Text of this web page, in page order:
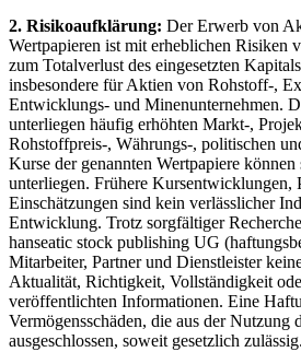
2. Risikoaufklärung: Der Erwerb von
Wertpapieren ist mit erheblichen Risiken
zum Totalverlust des eingesetzten
insbesondere für Aktien von Rohstoff-,
Entwicklungs- und Minenunternehmen.
unterliegen häufig erhöhten Markt-,
Rohstoffpreis-, Währungs-, politischen
Kurse der genannten Wertpapiere
unterliegen. Frühere Kursentwicklungen,
Einschätzungen sind kein verlässlicher
Entwicklung. Trotz sorgfältiger
hanseatic stock publishing UG
Mitarbeiter, Partner und Dienstleister
Aktualität, Richtigkeit, Vollständigkeit
veröffentlichten Informationen. Eine
Vermögensschäden, die aus der Nutzung
ausgeschlossen, soweit gesetzlich zulässig.